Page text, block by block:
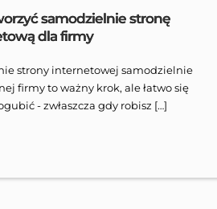
samodzielnie stronę
dla firmy
strony internetowej samodzielnie
firmy to ważny krok, ale łatwo się
- zwłaszcza gdy robisz […]